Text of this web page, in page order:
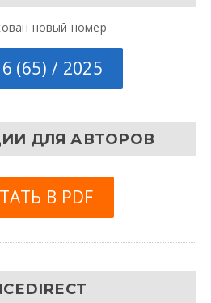
новый номер
(65) / 2025
ДЛЯ АВТОРОВ
В PDF